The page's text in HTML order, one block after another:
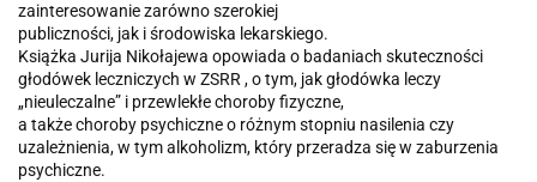
zainteresowanie zarówno szerokiej
publiczności, jak i środowiska lekarskiego.
Książka Jurija Nikołajewa opowiada o badaniach skuteczności
głodówek leczniczych w ZSRR , o tym, jak głodówka leczy
„nieuleczalne” i przewlekłe choroby fizyczne,
a także choroby psychiczne o różnym stopniu nasilenia czy
uzależnienia, w tym alkoholizm, który przeradza się w zaburzenia
psychiczne.